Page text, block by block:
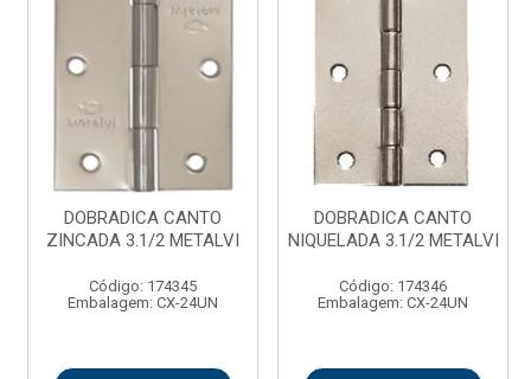
DOBRADICA CANTO
ZINCADA 3.1/2 METALVI
Código: 174345
Embalagem: CX-24UN
DOBRADICA CANTO
NIQUELADA 3.1/2 METALVI
Código: 174346
Embalagem: CX-24UN